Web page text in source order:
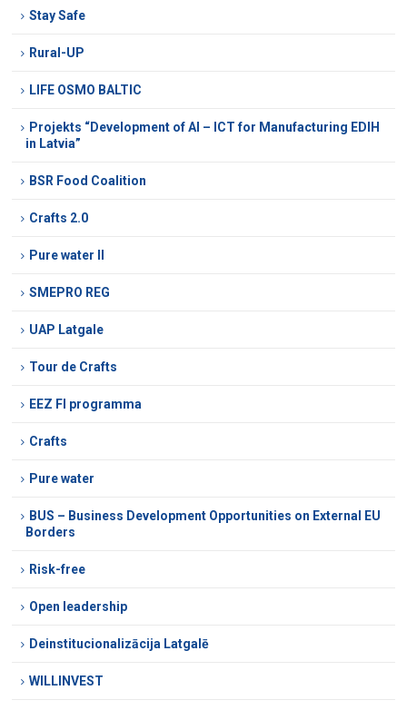
Stay Safe
Rural-UP
LIFE OSMO BALTIC
Projekts “Development of AI – ICT for Manufacturing EDIH
in Latvia”
BSR Food Coalition
Crafts 2.0
Pure water II
SMEPRO REG
UAP Latgale
Tour de Crafts
EEZ FI programma
Crafts
Pure water
BUS – Business Development Opportunities on External EU
Borders
Risk-free
Open leadership
Deinstitucionalizācija Latgalē
WILLINVEST